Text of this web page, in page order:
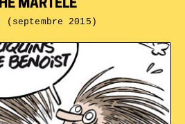
MARTELÉ
(septembre 2015)